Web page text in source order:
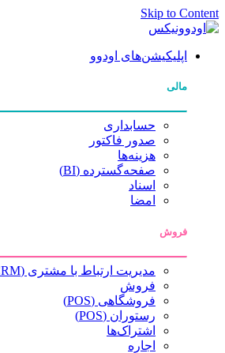
Skip to Content
اپلیکیشن‌های اودوو
مالی
حسابداری
صدور فاکتور
هزینه‌ها
صفحه‌گسترده (BI)
اسناد
امضا
فروش
مدیریت ارتباط با مشتری (CRM)
فروش
فروشگاهی (POS)
رستوران (POS)
اشتراک‌ها
اجاره